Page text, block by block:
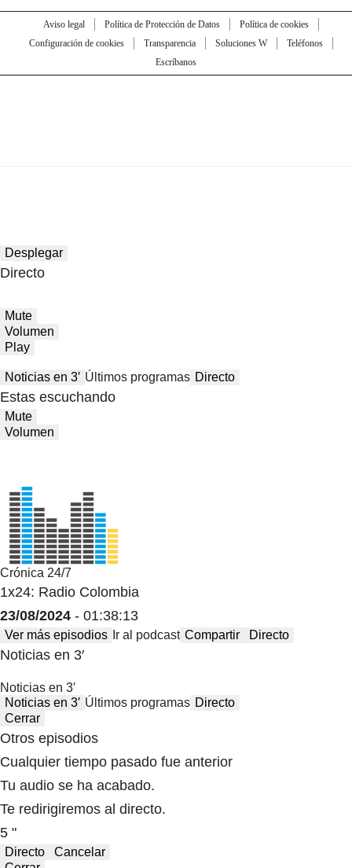
Aviso legal Política de Protección de Datos
Política de cookies
Configuración de cookies
Transparencia Soluciones W
Teléfonos
Escríbanos
Desplegar
Directo
Mute
Volumen
Play
Noticias en 3′ Últimos programas Directo
Estas escuchando
Mute
Volumen
Crónica 24/7
1x24: Radio Colombia
23/08/2024 - 01:38:13
Ver más episodios Ir al podcast Compartir Directo
Noticias en 3′
Noticias en 3′
Noticias en 3′ Últimos programas Directo
Cerrar
Otros episodios
Cualquier tiempo pasado fue anterior
Tu audio se ha acabado.
Te redirigiremos al directo.
5 "
Directo
Cancelar